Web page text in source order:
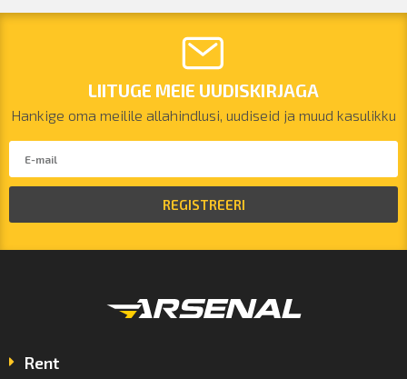
LIITUGE MEIE UUDISKIRJAGA
Hankige oma meilile allahindlusi, uudiseid ja muud kasulikku
REGISTREERI
Rent